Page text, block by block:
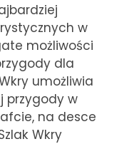
w
możliwości
dla
umożliwia
przygody w
na desce
Wkry